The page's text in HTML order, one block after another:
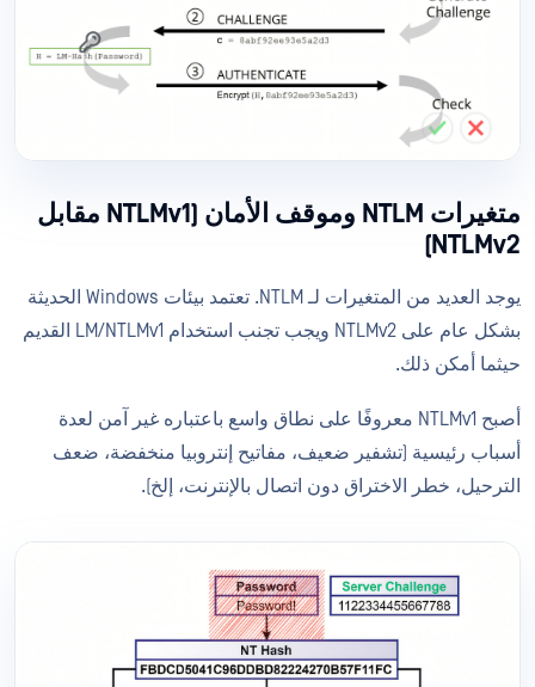
متغيرات NTLM وموقف الأمان (NTLMv1 مقابل
NTLMv2)
يوجد العديد من المتغيرات لـ NTLM. تعتمد بيئات Windows الحديثة
بشكل عام على NTLMv2 ويجب تجنب استخدام LM/NTLMv1 القديم
حيثما أمكن ذلك.
أصبح NTLMv1 معروفًا على نطاق واسع باعتباره غير آمن لعدة
أسباب رئيسية (تشفير ضعيف، مفاتيح إنتروبيا منخفضة، ضعف
الترحيل، خطر الاختراق دون اتصال بالإنترنت، إلخ).